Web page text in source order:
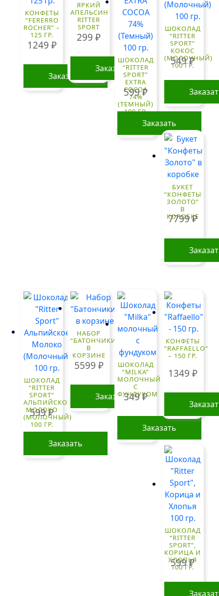
КОНФЕТЫ
“FERERRO
ROCHER” –
125 ГР.
1249 ₽
Заказать
ЯРКИЙ
АПЕЛЬСИН
RITTER
SPORT
299₽
Заказать
ШОКОЛАД
“RITTER
SPORT”
EXTRA
COCOA
74%
(ТЕМНЫЙ)
100 ГР.
599₽
Заказать
ШОКОЛАД
“RITTER
SPORT”
КОКОС
(МОЛОЧНЫЙ)
100 ГР.
549₽
БУКЕТ
“КОНФЕТЫ
ЗОЛОТО”
В
КОРОБКЕ
7799₽
ШОКОЛАД
“RITTER
SPORT”
АЛЬПИЙСКОЕ
МОЛОКО
(МОЛОЧНЫЙ)
100 ГР.
599₽
Заказать
НАБОР
“БАТОНЧИКИ”
В
КОРЗИНЕ
5599 ₽
Заказать
ШОКОЛАД
“MILKA”
МОЛОЧНЫЙ
С
ФУНДУКОМ
349₽
Заказать
КОНФЕТЫ
“RAFFAELLO”
– 150 ГР.
1349 ₽
ШОКОЛАД
“RITTER
SPORT”,
КОРИЦА И
ХЛОПЬЯ
100 ГР.
599₽